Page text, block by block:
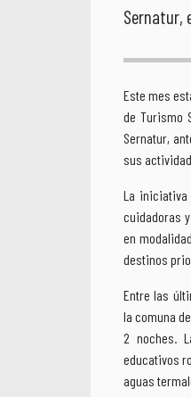
Sernatur,
Este mes
de Turismo
Sernatur,
sus
La
cuidadoras
en
destinos
Entre las
la comuna
2 noches.
educativos
aguas